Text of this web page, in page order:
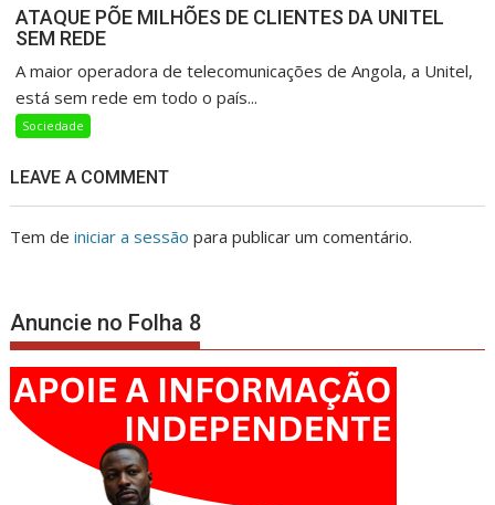
ATAQUE PÕE MILHÕES DE CLIENTES DA UNITEL
SEM REDE
A maior operadora de telecomunicações de Angola, a Unitel,
está sem rede em todo o país...
Sociedade
LEAVE A COMMENT
Tem deiniciar a sessão para publicar um comentário.
Anuncie no Folha 8